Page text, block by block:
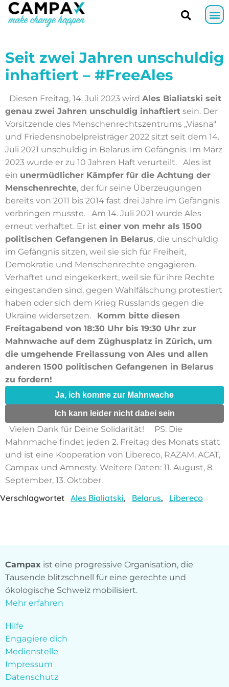
Seit zwei Jahren unschuldig
inhaftiert – #FreeAles
Diesen Freitag, 14. Juli 2023 wird Ales Bialiatski seit
genau zwei Jahren unschuldig inhaftiert sein. Der
Vorsitzende des Menschenrechtszentrums „Viasna“
und Friedensnobelpreisträger 2022 sitzt seit dem 14.
Juli 2021 unschuldig in Belarus im Gefängnis. Im März
2023 wurde er zu 10 Jahren Haft verurteilt. Ales ist
ein unermüdlicher Kämpfer für die Achtung der
Menschenrechte, der für seine Überzeugungen
bereits von 2011 bis 2014 fast drei Jahre im Gefängnis
verbringen musste. Am 14. Juli 2021 wurde Ales
erneut verhaftet. Er ist einer von mehr als 1500
politischen Gefangenen in Belarus, die unschuldig
im Gefängnis sitzen, weil sie sich für Freiheit,
Demokratie und Menschenrechte engagieren.
Verhaftet und eingekerkert, weil sie für ihre Rechte
eingestanden sind, gegen Wahlfälschung protestiert
haben oder sich dem Krieg Russlands gegen die
Ukraine widersetzen. Komm bitte diesen
Freitagabend von 18:30 Uhr bis 19:30 Uhr zur
Mahnwache auf dem Züghusplatz in Zürich, um
die umgehende Freilassung von Ales und allen
anderen 1500 politischen Gefangenen in Belarus
zu fordern!
Ja, ich komme zur Mahnwache
Ich kann leider nicht dabei sein
Vielen Dank für Deine Solidarität! PS: Die
Mahnmache findet jeden 2. Freitag des Monats statt
und ist eine Kooperation von Libereco, RAZAM, ACAT,
Campax und Amnesty. Weitere Daten: 11. August, 8.
September, 13. Oktober.
Verschlagwortet Ales Bialiatski, Belarus, Libereco
Campax ist eine progressive Organisation, die
Tausende blitzschnell für eine gerechte und
ökologische Schweiz mobilisiert.
Mehr erfahren
Hilfe
Engagiere dich
Medienstelle
Impressum
Datenschutz